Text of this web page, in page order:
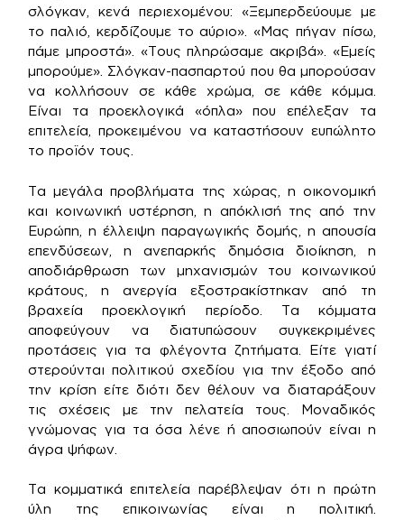
σλόγκαν, κενά περιεχομένου: «Ξεμπερδεύουμε με
το παλιό, κερδίζουμε το αύριο». «Μας πήγαν πίσω,
πάμε μπροστά». «Τους πληρώσαμε ακριβά». «Εμείς
μπορούμε». Σλόγκαν-πασπαρτού που θα μπορούσαν
να κολλήσουν σε κάθε χρώμα, σε κάθε κόμμα.
Είναι τα προεκλογικά «όπλα» που επέλεξαν τα
επιτελεία, προκειμένου να καταστήσουν ευπώλητο
το προϊόν τους.
Τα μεγάλα προβλήματα της χώρας, η οικονομική
και κοινωνική υστέρηση, η απόκλισή της από την
Ευρώπη, η έλλειψη παραγωγικής δομής, η απουσία
επενδύσεων, η ανεπαρκής δημόσια διοίκηση, η
αποδιάρθρωση των μηχανισμών του κοινωνικού
κράτους, η ανεργία εξοστρακίστηκαν από τη
βραχεία προεκλογική περίοδο. Τα κόμματα
αποφεύγουν να διατυπώσουν συγκεκριμένες
προτάσεις για τα φλέγοντα ζητήματα. Είτε γιατί
στερούνται πολιτικού σχεδίου για την έξοδο από
την κρίση είτε διότι δεν θέλουν να διαταράξουν
τις σχέσεις με την πελατεία τους. Μοναδικός
γνώμονας για τα όσα λένε ή αποσιωπούν είναι η
άγρα ψήφων.
Τα κομματικά επιτελεία παρέβλεψαν ότι η πρώτη
ύλη της επικοινωνίας είναι η πολιτική.